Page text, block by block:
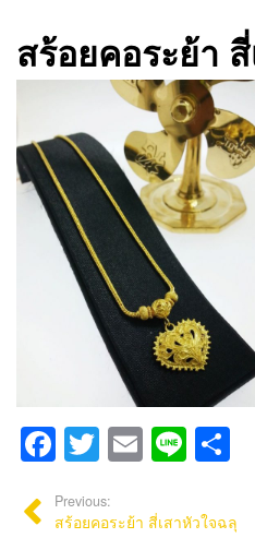
สร้อยคอระย้า
Facebook
Twitter
Email
Line
Previous:
สร้อยคอระย้า สี่เสาหัวใจฉลุ